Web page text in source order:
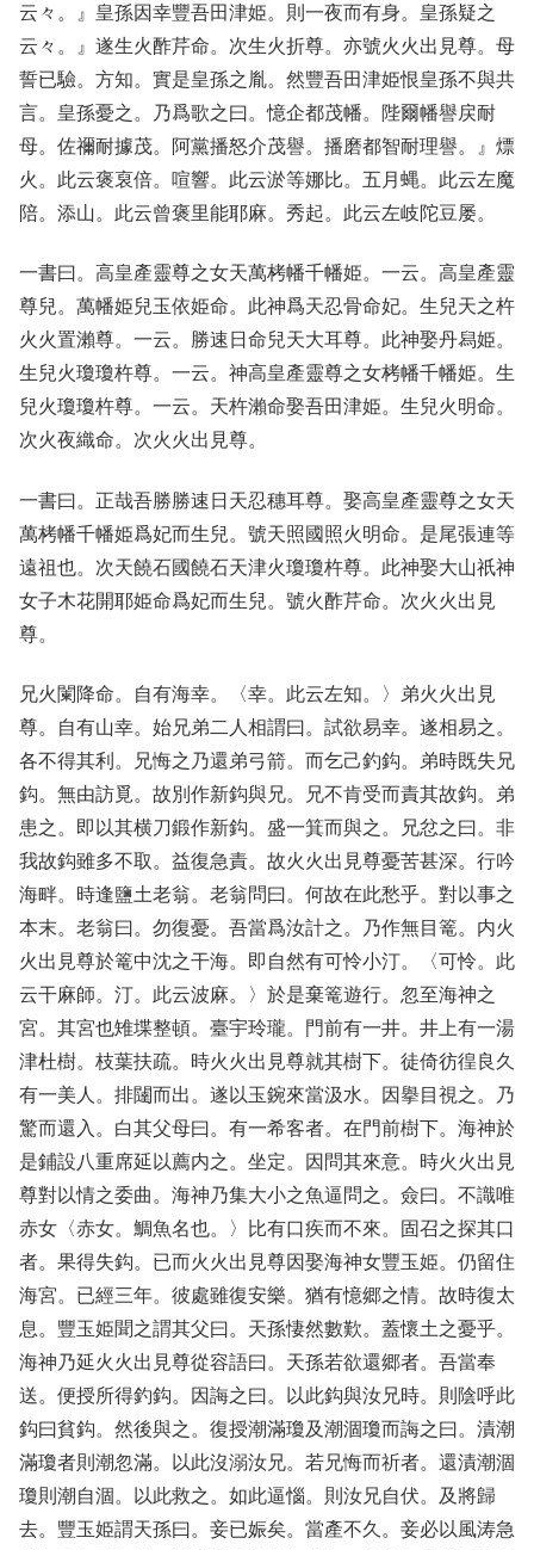
云々。』皇孫因幸豐吾田津姫。則一夜而有身。皇孫疑之
云々。』遂生火酢芹命。次生火折尊。亦號火火出見尊。母
誓已驗。方知。實是皇孫之胤。然豐吾田津姫恨皇孫不與共
言。皇孫憂之。乃爲歌之曰。憶企都茂幡。陛爾幡譽戻耐
母。佐禰耐據茂。阿黨播怒介茂譽。播磨都智耐理譽。』熛
火。此云褒裒倍。喧響。此云淤等娜比。五月蝿。此云左魔
陪。添山。此云曾褒里能耶麻。秀起。此云左岐陀豆屡。
一書曰。高皇產靈尊之女天萬栲幡千幡姫。一云。高皇產靈
尊兒。萬幡姫兒玉依姫命。此神爲天忍骨命妃。生兒天之杵
火火置瀨尊。一云。勝速日命兒天大耳尊。此神娶丹舄姫。
生兒火瓊瓊杵尊。一云。神高皇產靈尊之女栲幡千幡姫。生
兒火瓊瓊杵尊。一云。天杵瀨命娶吾田津姫。生兒火明命。
次火夜織命。次火火出見尊。
一書曰。正哉吾勝勝速日天忍穗耳尊。娶高皇產靈尊之女天
萬栲幡千幡姫爲妃而生兒。號天照國照火明命。是尾張連等
遠祖也。次天饒石國饒石天津火瓊瓊杵尊。此神娶大山祇神
女子木花開耶姫命爲妃而生兒。號火酢芹命。次火火出見
尊。
兄火闌降命。自有海幸。〈幸。此云左知。〉弟火火出見
尊。自有山幸。始兄弟二人相謂曰。試欲易幸。遂相易之。
各不得其利。兄悔之乃還弟弓箭。而乞己釣鈎。弟時既失兄
鈎。無由訪覓。故別作新鈎與兄。兄不肯受而責其故鈎。弟
患之。即以其横刀鍛作新鈎。盛一箕而與之。兄忿之曰。非
我故鈎雖多不取。益復急責。故火火出見尊憂苦甚深。行吟
海畔。時逢鹽土老翁。老翁問曰。何故在此愁乎。對以事之
本末。老翁曰。勿復憂。吾當爲汝計之。乃作無目篭。内火
火出見尊於篭中沈之干海。即自然有可怜小汀。〈可怜。此
云干麻師。汀。此云波麻。〉於是棄篭遊行。忽至海神之
宮。其宮也雉堞整頓。臺宇玲瓏。門前有一井。井上有一湯
津杜樹。枝葉扶疏。時火火出見尊就其樹下。徒倚彷徨良久
有一美人。排闥而出。遂以玉鋺來當汲水。因擧目視之。乃
驚而還入。白其父母曰。有一希客者。在門前樹下。海神於
是鋪設八重席延以薦内之。坐定。因問其來意。時火火出見
尊對以情之委曲。海神乃集大小之魚逼問之。僉曰。不識唯
赤女〈赤女。鯛魚名也。〉比有口疾而不來。固召之探其口
者。果得失鈎。已而火火出見尊因娶海神女豐玉姫。仍留住
海宮。已經三年。彼處雖復安樂。猶有憶郷之情。故時復太
息。豐玉姫聞之謂其父曰。天孫悽然數歎。蓋懷土之憂乎。
海神乃延火火出見尊從容語曰。天孫若欲還郷者。吾當奉
送。便授所得釣鈎。因誨之曰。以此鈎與汝兄時。則陰呼此
鈎曰貧鈎。然後與之。復授潮滿瓊及潮涸瓊而誨之曰。漬潮
滿瓊者則潮忽滿。以此沒溺汝兄。若兄悔而祈者。還漬潮涸
瓊則潮自涸。以此救之。如此逼惱。則汝兄自伏。及將歸
去。豐玉姫謂天孫曰。妾已娠矣。當產不久。妾必以風涛急